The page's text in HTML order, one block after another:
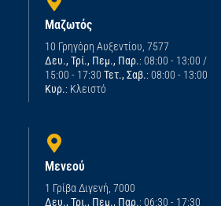
Μαζωτός
10 Γρηγόρη Αυξεντίου, 7577
Δευ., Τρί., Πεμ., Παρ.: 08:00 - 13:00 /
15:00 - 17:30 Τετ., Σαβ.: 08:00 - 13:00
Κυρ.: Κλειστό
Μενεού
1 Γρίβα Διγενή, 7000
Δευ., Τρι., Πεμ., Παρ.: 06:30 - 17:30